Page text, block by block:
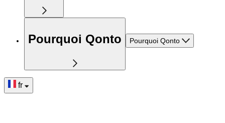
Pourquoi Qonto Pourquoi Qonto
fr